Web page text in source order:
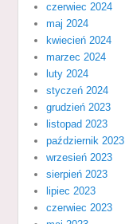
czerwiec 2024
maj 2024
kwiecień 2024
marzec 2024
luty 2024
styczeń 2024
grudzień 2023
listopad 2023
październik 2023
wrzesień 2023
sierpień 2023
lipiec 2023
czerwiec 2023